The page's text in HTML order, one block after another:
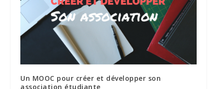
Un MOOC pour créer et développer son
association étudiante